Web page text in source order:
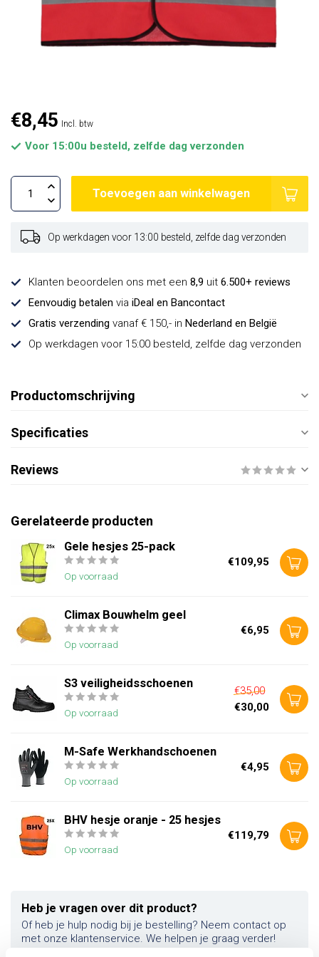
€8,45 Incl. btw
Voor 15:00u besteld, zelfde dag verzonden
Toevoegen aan winkelwagen
Op werkdagen voor 13:00 besteld, zelfde dag verzonden
Klanten beoordelen ons met een 8,9 uit 6.500+ reviews
Eenvoudig betalen via iDeal en Bancontact
Gratis verzending vanaf € 150,- in Nederland en België
Op werkdagen voor 15:00 besteld, zelfde dag verzonden
Productomschrijving
Specificaties
Reviews
Gerelateerde producten
Gele hesjes 25-pack
Op voorraad
€109,95
Climax Bouwhelm geel
Op voorraad
€6,95
S3 veiligheidsschoenen
Op voorraad
€35,00
€30,00
M-Safe Werkhandschoenen
Op voorraad
€4,95
BHV hesje oranje - 25 hesjes
Op voorraad
€119,79
Heb je vragen over dit product?
Of heb je hulp nodig bij je bestelling? Neem contact op
met onze klantenservice. We helpen je graag verder!